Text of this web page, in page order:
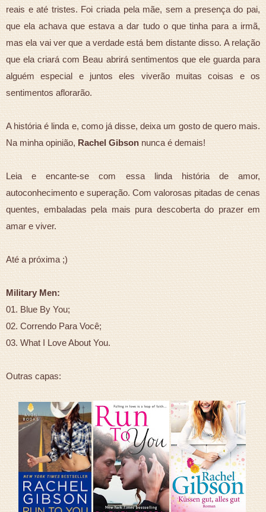
reais e até tristes. Foi criada pela mãe, sem a presença do pai,
que ela achava que estava a dar tudo o que tinha para a irmã,
mas ela vai ver que a verdade está bem distante disso. A relação
que ela criará com Beau abrirá sentimentos que ele guarda para
alguém especial e juntos eles viverão muitas coisas e os
sentimentos aflorarão.
A história é linda e, como já disse, deixa um gosto de quero mais.
Na minha opinião,Rachel Gibson nunca é demais!
Leia e encante-se com essa linda história de amor,
autoconhecimento e superação. Com valorosas pitadas de cenas
quentes, embaladas pela mais pura descoberta do prazer em
amar e viver.
Até a próxima ;)
Military Men:
01. Blue By You;
02. Correndo Para Você;
03. What I Love About You.
Outras capas: